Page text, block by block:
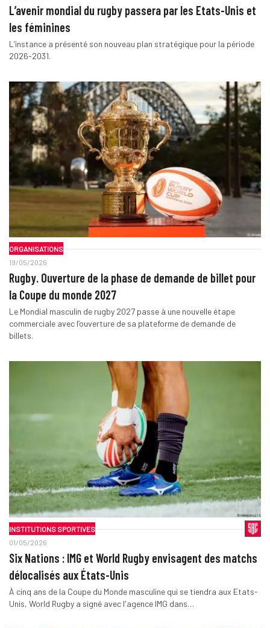
L’avenir mondial du rugby passera par les Etats-Unis et
les féminines
L’instance a présenté son nouveau plan stratégique pour la période
2026-2031.
ORGANISATIONS
19/05/2026
Rugby. Ouverture de la phase de demande de billet pour
la Coupe du monde 2027
Le Mondial masculin de rugby 2027 passe à une nouvelle étape
commerciale avec l’ouverture de sa plateforme de demande de
billets.
INSTITUTIONS SPORTIVES
01/05/2026
Six Nations : IMG et World Rugby envisagent des matchs
délocalisés aux États-Unis
À cinq ans de la Coupe du Monde masculine qui se tiendra aux Etats-
Unis, World Rugby a signé avec l'agence IMG dans…